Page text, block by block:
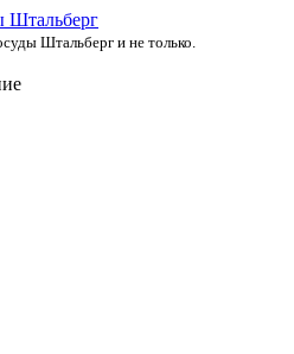
Штальберг и не только.